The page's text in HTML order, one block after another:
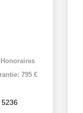
Honoraires
795 €
5236